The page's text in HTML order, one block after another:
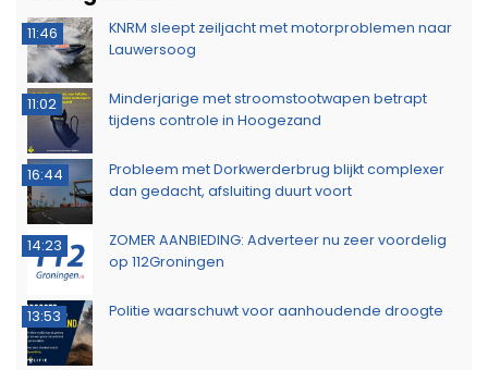
11:46
KNRM sleept zeiljacht met motorproblemen naar
Lauwersoog
11:02
Minderjarige met stroomstootwapen betrapt
tijdens controle in Hoogezand
16:44
Probleem met Dorkwerderbrug blijkt complexer
dan gedacht, afsluiting duurt voort
14:23
ZOMER AANBIEDING: Adverteer nu zeer voordelig
op 112Groningen
13:53 Politie waarschuwt voor aanhoudende droogte